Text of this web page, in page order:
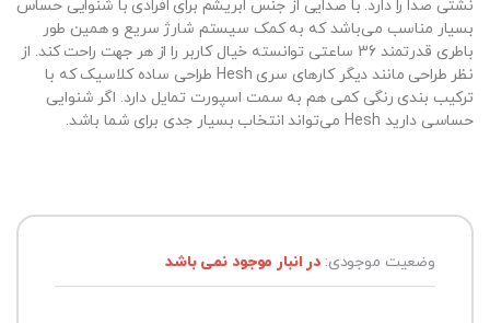
نشتی صدا را دارد. با صدایی از جنس ابریشم برای افرادی با شنوایی حساس
بسیار مناسب می‌باشد که به کمک سیستم شارژ سریع و همین طور
باطری قدرتمند 36 ساعتی توانسته خیال کاربر را از هر جهت راحت کند. از
نظر طراحی مانند دیگر کارهای سری Hesh طراحی ساده کلاسیک که با
ترکیب بندی رنگی کمی هم به سمت اسپورت تمایل دارد. اگر شنوایی
حساسی دارید Hesh می‌تواند انتخاب بسیار جدی برای شما باشد.
وضعیت موجودی:در انبار موجود نمی باشد